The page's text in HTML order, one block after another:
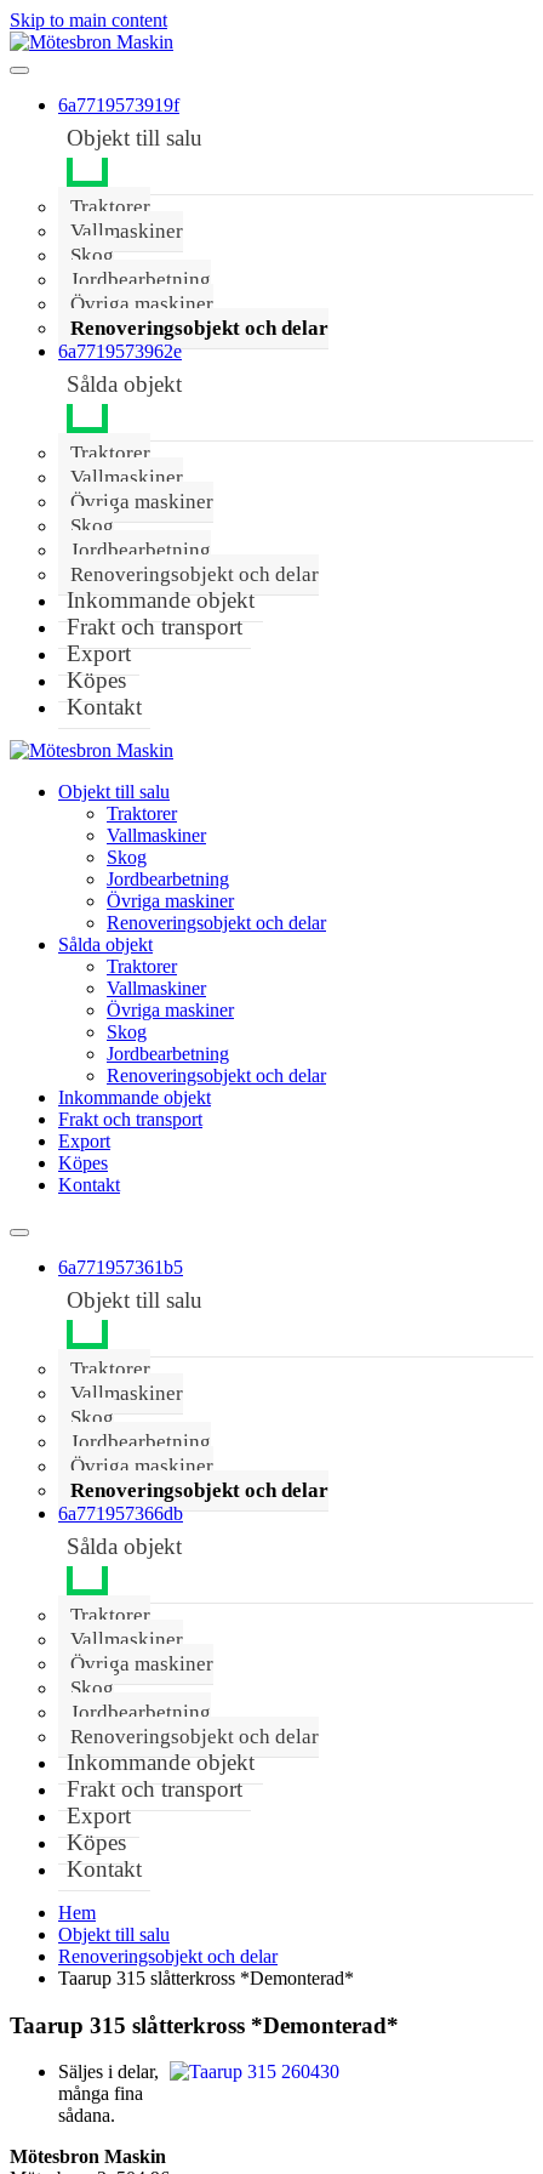
Skip to main content
6a7719573919f
Objekt till salu
Traktorer
Vallmaskiner
Skog
Jordbearbetning
Övriga maskiner
Renoveringsobjekt och delar
6a7719573962e
Sålda objekt
Traktorer
Vallmaskiner
Övriga maskiner
Skog
Jordbearbetning
Renoveringsobjekt och delar
Inkommande objekt
Frakt och transport
Export
Köpes
Kontakt
Objekt till salu
Traktorer
Vallmaskiner
Skog
Jordbearbetning
Övriga maskiner
Renoveringsobjekt och delar
Sålda objekt
Traktorer
Vallmaskiner
Övriga maskiner
Skog
Jordbearbetning
Renoveringsobjekt och delar
Inkommande objekt
Frakt och transport
Export
Köpes
Kontakt
6a771957361b5
Objekt till salu
Traktorer
Vallmaskiner
Skog
Jordbearbetning
Övriga maskiner
Renoveringsobjekt och delar
6a771957366db
Sålda objekt
Traktorer
Vallmaskiner
Övriga maskiner
Skog
Jordbearbetning
Renoveringsobjekt och delar
Inkommande objekt
Frakt och transport
Export
Köpes
Kontakt
Hem
Objekt till salu
Renoveringsobjekt och delar
Taarup 315 slåtterkross *Demonterad*
Taarup 315 slåtterkross *Demonterad*
Säljes i delar,
många fina
sådana.
Mötesbron Maskin